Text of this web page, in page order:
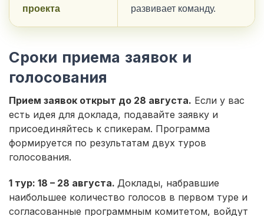
проекта
развивает команду.
Сроки приема заявок и
голосования
Прием заявок открыт до 28 августа. Если у вас
есть идея для доклада, подавайте заявку и
присоединяйтесь к спикерам. Программа
формируется по результатам двух туров
голосования.
1 тур: 18 – 28 августа. Доклады, набравшие
наибольшее количество голосов в первом туре и
согласованные программным комитетом, войдут